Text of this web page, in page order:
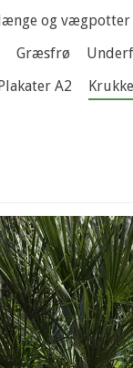
og vægpotter
Græsfrø
A2